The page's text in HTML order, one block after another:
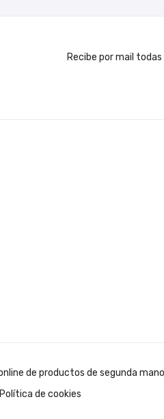
Recibe por mail
Política de cookies